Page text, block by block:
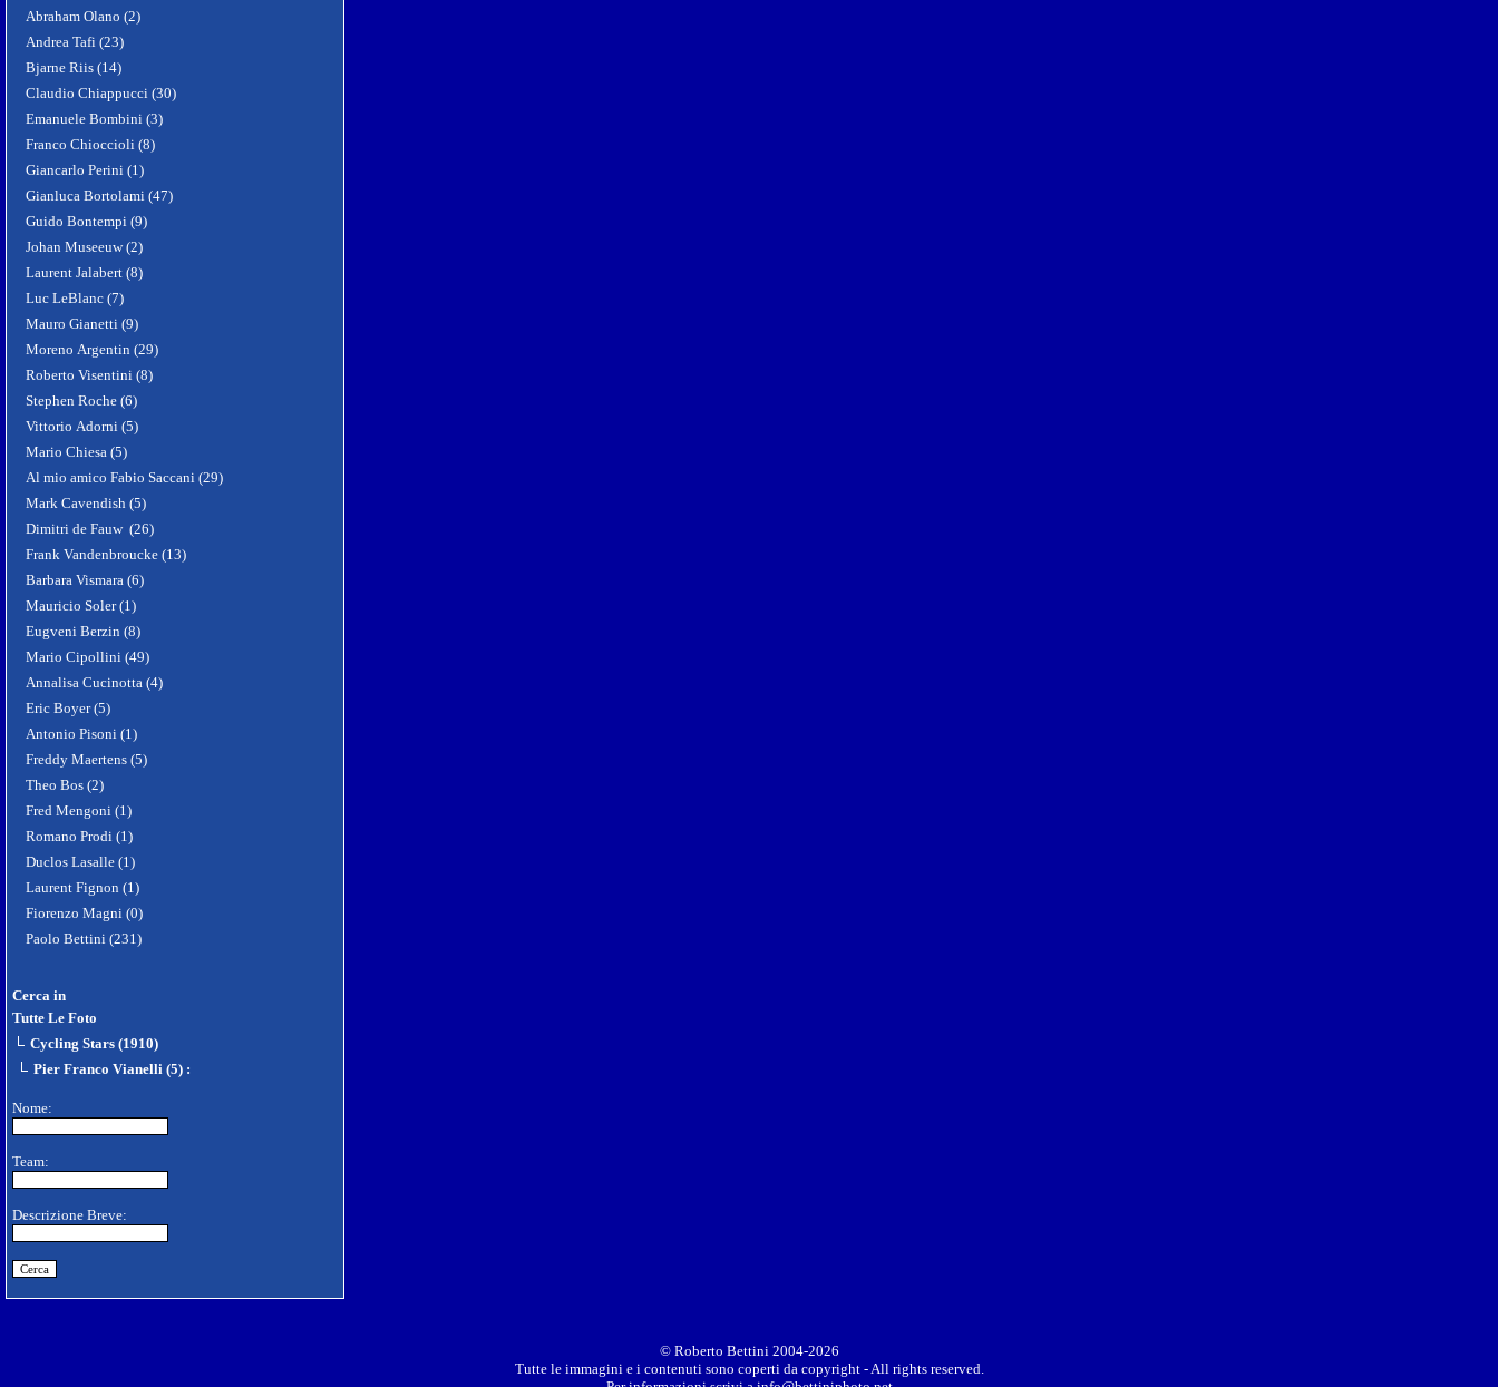
Abraham Olano (2)
Andrea Tafi (23)
Bjarne Riis (14)
Claudio Chiappucci (30)
Emanuele Bombini (3)
Franco Chioccioli (8)
Giancarlo Perini (1)
Gianluca Bortolami (47)
Guido Bontempi (9)
Johan Museeuw (2)
Laurent Jalabert (8)
Luc LeBlanc (7)
Mauro Gianetti (9)
Moreno Argentin (29)
Roberto Visentini (8)
Stephen Roche (6)
Vittorio Adorni (5)
Mario Chiesa (5)
Al mio amico Fabio Saccani (29)
Mark Cavendish (5)
Dimitri de Fauw (26)
Frank Vandenbroucke (13)
Barbara Vismara (6)
Mauricio Soler (1)
Eugveni Berzin (8)
Mario Cipollini (49)
Annalisa Cucinotta (4)
Eric Boyer (5)
Antonio Pisoni (1)
Freddy Maertens (5)
Theo Bos (2)
Fred Mengoni (1)
Romano Prodi (1)
Duclos Lasalle (1)
Laurent Fignon (1)
Fiorenzo Magni (0)
Paolo Bettini (231)
Cerca in
Tutte Le Foto
Cycling Stars (1910)
Pier Franco Vianelli (5) :
Nome:
Team:
Descrizione Breve:
© Roberto Bettini 2004-2026
Tutte le immagini e i contenuti sono coperti da copyright - All rights reserved.